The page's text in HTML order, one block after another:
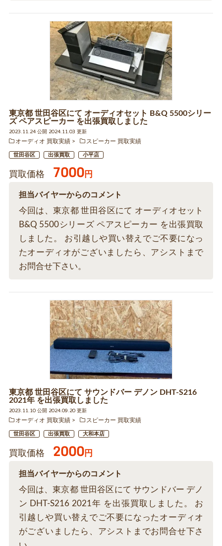
東京都 世田谷区にて オーディオセット B&Q 5500シリー
ズ ペアスピーカー を出張買取しました
2023.11.24 公開 2024.11.03 更新
オーディオ 買取実績
スピーカー 買取実績
世田谷区 出張買取 小平店
買取価格 7000円
担当バイヤーからのコメント
今回は、東京都 世田谷区にて オーディオセット
B&Q 5500シリーズ ペアスピーカー を出張買取
しました。 お引越しや買い替えでご不要になっ
たオーディオがございましたら、アシストまで
お問合せ下さい。
東京都 世田谷区にて サウンドバー デノン DHT-S216
2021年 を出張買取しました
2023.11.10 公開 2024.09.20 更新
オーディオ 買取実績
スピーカー 買取実績
世田谷区 出張買取 大和本店
買取価格 2000円
担当バイヤーからのコメント
今回は、東京都 世田谷区にて サウンドバー デノ
ン DHT-S216 2021年 を出張買取しました。 お
引越しや買い替えでご不要になったオーディオ
がございましたら、アシストまでお問合せ下さ